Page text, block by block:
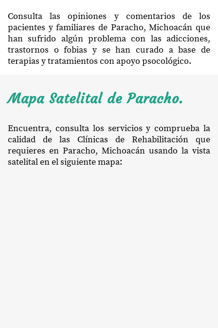
Consulta las opiniones y comentarios de los
pacientes y familiares de Paracho, Michoacán que
han sufrido algún problema con las adicciones,
trastornos o fobias y se han curado a base de
terapias y tratamientos con apoyo psocológico.
Mapa Satelital de Paracho.
Encuentra, consulta los servicios y comprueba la
calidad de las Clínicas de Rehabilitación que
requieres en Paracho, Michoacán usando la vista
satelital en el siguiente mapa: